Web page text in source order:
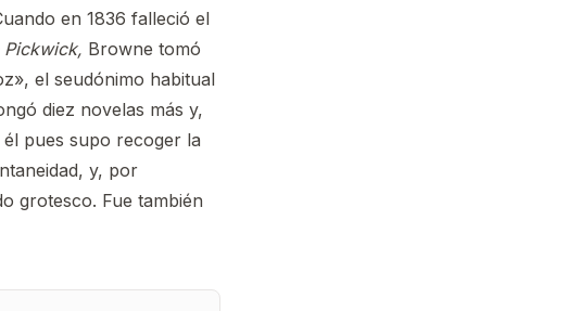
en 1836 falleció el
Pickwick, Browne tomó
el seudónimo habitual
diez novelas más y,
pues supo recoger la
y, por
grotesco. Fue también